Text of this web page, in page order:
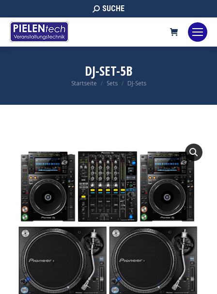
Search:
SUCHE
DJ-SET-5B
Sie befinden sich hier:
Startseite Sets DJ-Sets